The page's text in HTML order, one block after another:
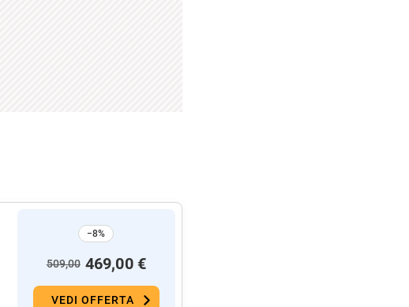
−8%
509,00 469,00 €
VEDI OFFERTA